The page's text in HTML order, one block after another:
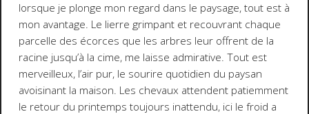
lorsque je plonge mon regard dans le paysage, tout est à
mon avantage. Le lierre grimpant et recouvrant chaque
parcelle des écorces que les arbres leur offrent de la
racine jusqu’à la cime, me laisse admirative. Tout est
merveilleux, l’air pur, le sourire quotidien du paysan
avoisinant la maison. Les chevaux attendent patiemment
le retour du printemps toujours inattendu, ici le froid a